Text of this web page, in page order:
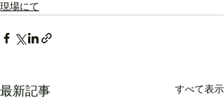
現場にて
最新記事 すべて表示